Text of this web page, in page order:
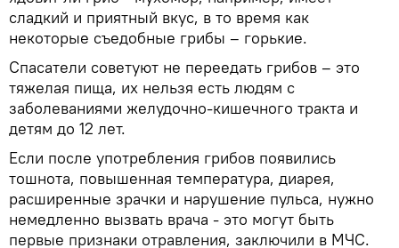
сладкий и приятный вкус, в то время как
некоторые съедобные грибы – горькие.
Спасатели советуют не переедать грибов – это
тяжелая пища, их нельзя есть людям с
заболеваниями желудочно-кишечного тракта и
детям до 12 лет.
Если после употребления грибов появились
тошнота, повышенная температура, диарея,
расширенные зрачки и нарушение пульса, нужно
немедленно вызвать врача - это могут быть
первые признаки отравления, заключили в МЧС.